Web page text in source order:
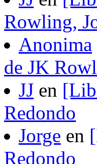
Rowling,
Anonima
de JK
JJ en
Redondo
Jorge en
Redondo